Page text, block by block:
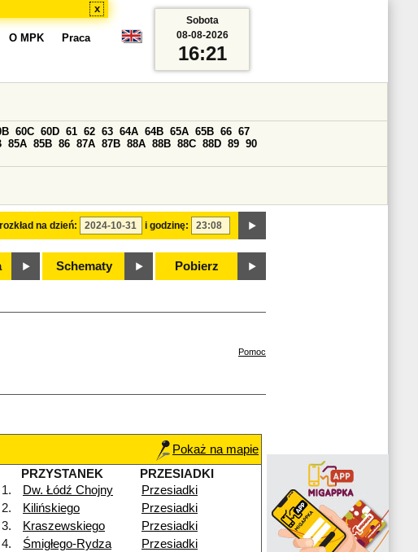
x
O MPK Praca
na dzień: i godzinę:
60C 60D 61 62 63 64A 64B 65A 65B 66 67
85A 85B 86 87A 87B 88A 88B 88C 88D 89 90
Schematy Pobierz
Sobota
08-08-2026
16:21
Pomoc
Pokaż na mapie
PRZYSTANEK
PRZESIADKI
1.
Dw. Łódź Chojny
Przesiadki
2. Kilińskiego
Przesiadki
3. Kraszewskiego
Przesiadki
4. Śmigłego-Rydza
Przesiadki